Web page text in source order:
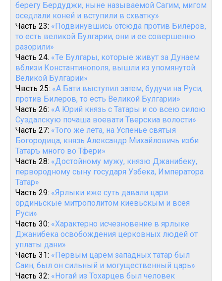
берегу Бердуджи, ныне называемой Сагим, мигом
оседлали коней и вступили в схватку»
Часть 23: «Подвинувшись отсюда против Билеров,
то есть великой Булгарии, они и ее совершенно
разорили»
Часть 24. «Те Булгары, которые живут за Дунаем
вблизи Константинополя, вышли из упомянутой
Великой Булгарии»
Чвсть 25: «А Бати выступил затем, будучи на Руси,
против Билеров, то есть Великой Булгарии»
Часть 26: «А Юрий князь с Татары и со всею силою
Суздалскую почаша воевати Тверскиа волости»
Часть 27: «Того же лета, на Успенье святыя
Богородица, князь Александр Михайловичь изби
Татаръ много во Тфери»
Часть 28: «Достойному мужу, князю Джанибеку,
первородному сыну государя Узбека, Императора
Татар»
Часть 29: «Ярлыки иже суть давали цари
ординьскые митрополитом киевьскым и всея
Руси»
Часть 30: «Характерно исчезновение в ярлыке
Джанибека освобождения церковных людей от
уплаты дани»
Часть 31: «Первым царем западных татар был
Саин; был он сильный и могущественный царь»
Часть 32: «Ногай из Тохарцев был человек